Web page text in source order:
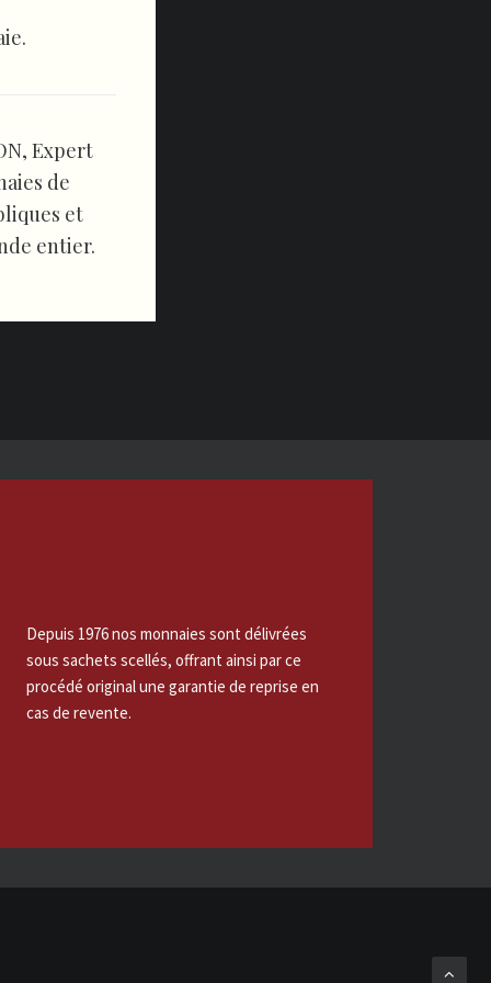
Expert
de
et
entier.
Depuis 1976 nos monnaies sont délivrées
sous sachets scellés, offrant ainsi par ce
procédé original une garantie de reprise en
cas de revente.